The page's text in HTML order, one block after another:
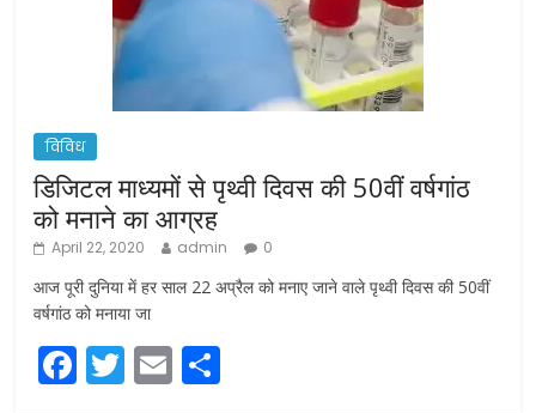
विविध
डिजिटल माध्यमों से पृथ्वी दिवस की 50वीं वर्षगांठ
को मनाने का आग्रह
April 22, 2020 admin 0
आज पूरी दुनिया में हर साल 22 अप्रैल को मनाए जाने वाले पृथ्वी दिवस की 50वीं
वर्षगांठ को मनाया जा
F T E